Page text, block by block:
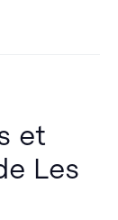
et
Les